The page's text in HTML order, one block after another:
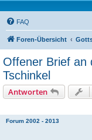
FAQ
Foren-Übersicht
Offener Brief an
Tschinkel
Antworten
Forum 2002 - 2013